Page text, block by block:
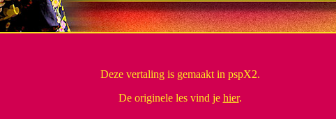
Deze vertaling is gemaakt in pspX2.
De originele les vind je hier.